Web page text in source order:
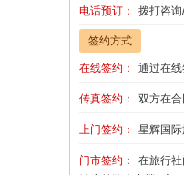
电话预订： 拨打咨询
签约方式
在线签约： 通过在
传真签约： 双方在合
上门签约： 星辉国
门市签约：
在旅行